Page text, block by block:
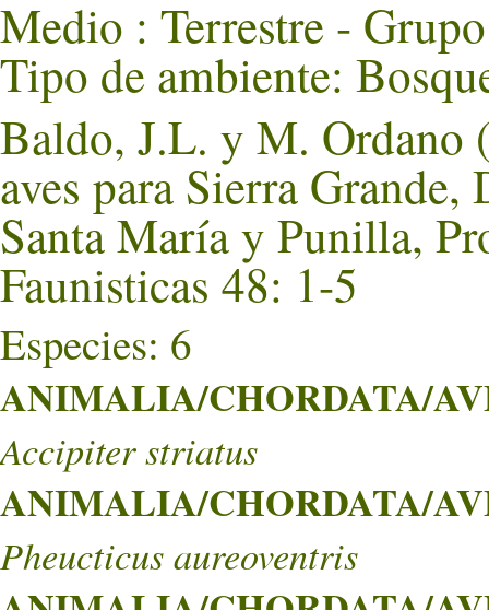
Medio : Terrestre -
Tipo de ambiente:
Baldo, J.L. y M. Ordano
aves para Sierra
Santa María y Punilla,
Faunisticas 48: 1-5
Especies: 6
ANIMALIA/CHORDATA/
Accipiter striatus
ANIMALIA/CHORDATA/
Pheucticus aureoventris